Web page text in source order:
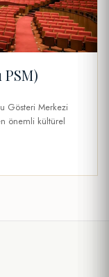
Gösteri Merkezi
önemli kültürel